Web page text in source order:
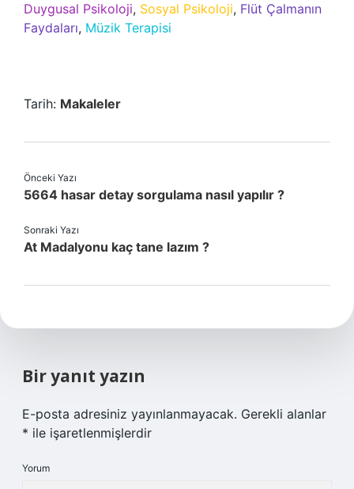
Duygusal Psikoloji, Sosyal Psikoloji, Flüt Çalmanın
Faydaları, Müzik Terapisi
Tarih: Makaleler
Önceki Yazı
5664 hasar detay sorgulama nasıl yapılır ?
Sonraki Yazı
At Madalyonu kaç tane lazım ?
Bir yanıt yazın
E-posta adresiniz yayınlanmayacak. Gerekli alanlar
* ile işaretlenmişlerdir
Yorum